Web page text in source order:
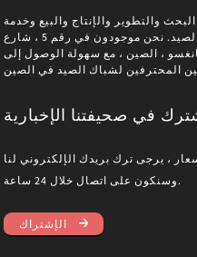
والتطوير والإنتاج والبيع وخدمة
شبكات الصيد. نحن موجودون في رقم 5 ، شارع Hongqi ، منطقة التنمية
، الصين ، مع سهولة الوصول إلى
في صحيفتنا الإخبارية
، يرجى ترك بريدك الإلكتروني لنا
وسنكون على اتصال خلال 24 ساعة.
الإشتراك